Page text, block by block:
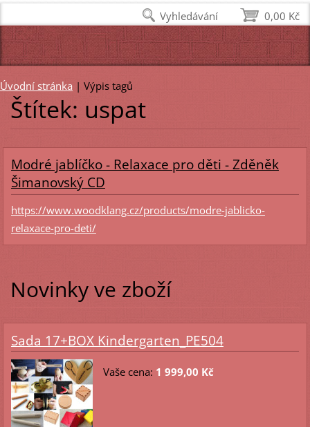
Úvodní stránka | Výpis tagů
Štítek: uspat
Modré jablíčko - Relaxace pro děti - Zděněk
Šimanovský CD
https://www.woodklang.cz/products/modre-jablicko-
relaxace-pro-deti/
Novinky ve zboží
Sada 17+BOX Kindergarten_PE504
Vaše cena: 1 999,00 Kč
0,00 Kč
Vyhledávání